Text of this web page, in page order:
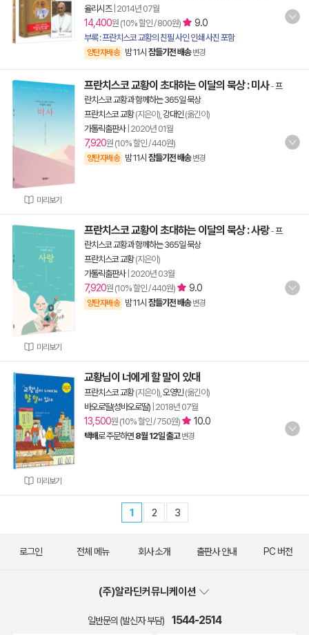
율리시즈| 2014년 07월
14,400원 (10% 할인 / 800원) 9.0
부록 : 프란치스코 교황의 친필 사인 인쇄 사진 포함
양탄자배송 밤 11시 잠들기전 배송 변경
미리보기
프란치스코 교황이 초대하는 이달의 묵상 : 미사-프
란치스코 교황과 함께하는 365일 묵상
프란치스코 교황(지은이), 강대인 (옮긴이)
가톨릭출판사| 2020년 01월
7,920원 (10% 할인 / 440원)
양탄자배송 밤 11시 잠들기전 배송 변경
미리보기
프란치스코 교황이 초대하는 이달의 묵상 : 사랑-프
란치스코 교황과 함께하는 365일 묵상
프란치스코 교황(지은이)
가톨릭출판사| 2020년 03월
7,920원 (10% 할인 / 440원) 9.0
양탄자배송 밤 11시 잠들기전 배송 변경
미리보기
교황님이 너에게 할 말이 있대
프란치스코 교황(지은이), 오영민(옮긴이)
바오로딸(성바오로딸) 2018년 07월
13,500원 (10% 할인 / 750원) 10.0
택배로 주문하면 8월 12일 출고 변경
1 2 3
로그인 전체 메뉴 회사 소개 출판사 안내 PC 버전
(주)알라딘커뮤니케이션
일반문의 (발신자 부담) 1544-2514